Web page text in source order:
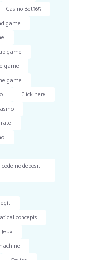
Casino Bet365
game
game
game
game
Click here
no deposit
concepts